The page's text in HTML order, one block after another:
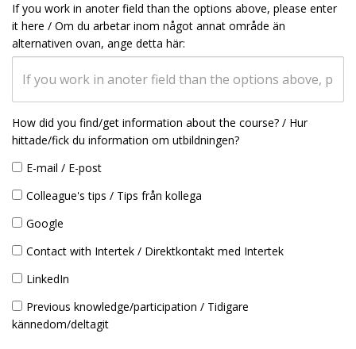
If you work in anoter field than the options above, please enter
it here / Om du arbetar inom något annat område än
alternativen ovan, ange detta här:
How did you find/get information about the course? / Hur
hittade/fick du information om utbildningen?
E-mail / E-post
Colleague's tips / Tips från kollega
Google
Contact with Intertek / Direktkontakt med Intertek
LinkedIn
Previous knowledge/participation / Tidigare
kännedom/deltagit